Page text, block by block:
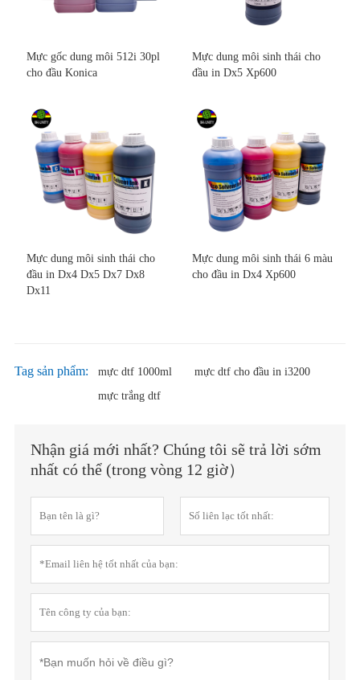
Mực gốc dung môi 512i 30pl
cho đầu Konica
Mực dung môi sinh thái cho
đầu in Dx5 Xp600
Mực dung môi sinh thái cho
đầu in Dx4 Dx5 Dx7 Dx8
Dx11
Mực dung môi sinh thái 6 màu
cho đầu in Dx4 Xp600
Tag sản phẩm: mực dtf 1000ml
mực dtf cho đầu in i3200
mực trắng dtf
Nhận giá mới nhất? Chúng tôi sẽ trả lời sớm
nhất có thể (trong vòng 12 giờ）